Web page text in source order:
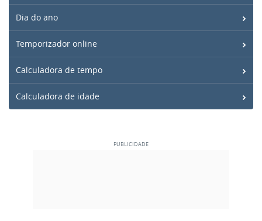
Dia do ano
Temporizador online
Calculadora de tempo
Calculadora de idade